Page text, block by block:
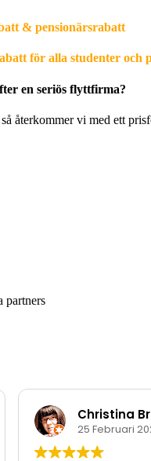
& pensionärsrabatt
för alla studenter och
en seriös flyttfirma?
återkommer vi med ett
partners
Christina
25 Februari